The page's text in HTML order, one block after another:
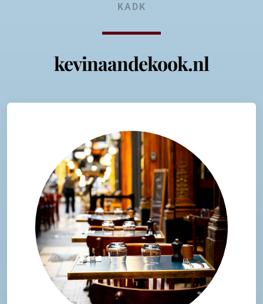
KADK
kevinaandekook.nl